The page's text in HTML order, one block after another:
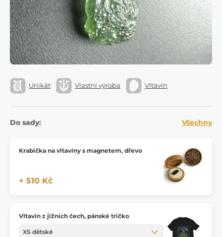
Unikát Vlastní výroba Vltavín
Do sady: Všechny
Krabička na vltavíny s magnetem, dřevo
+ 510 Kč
Vltavín z jižních čech, pánské tričko